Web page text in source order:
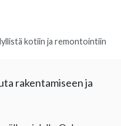
kotiin ja remontointiin
rakentamiseen ja